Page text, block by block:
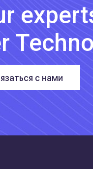
с нами